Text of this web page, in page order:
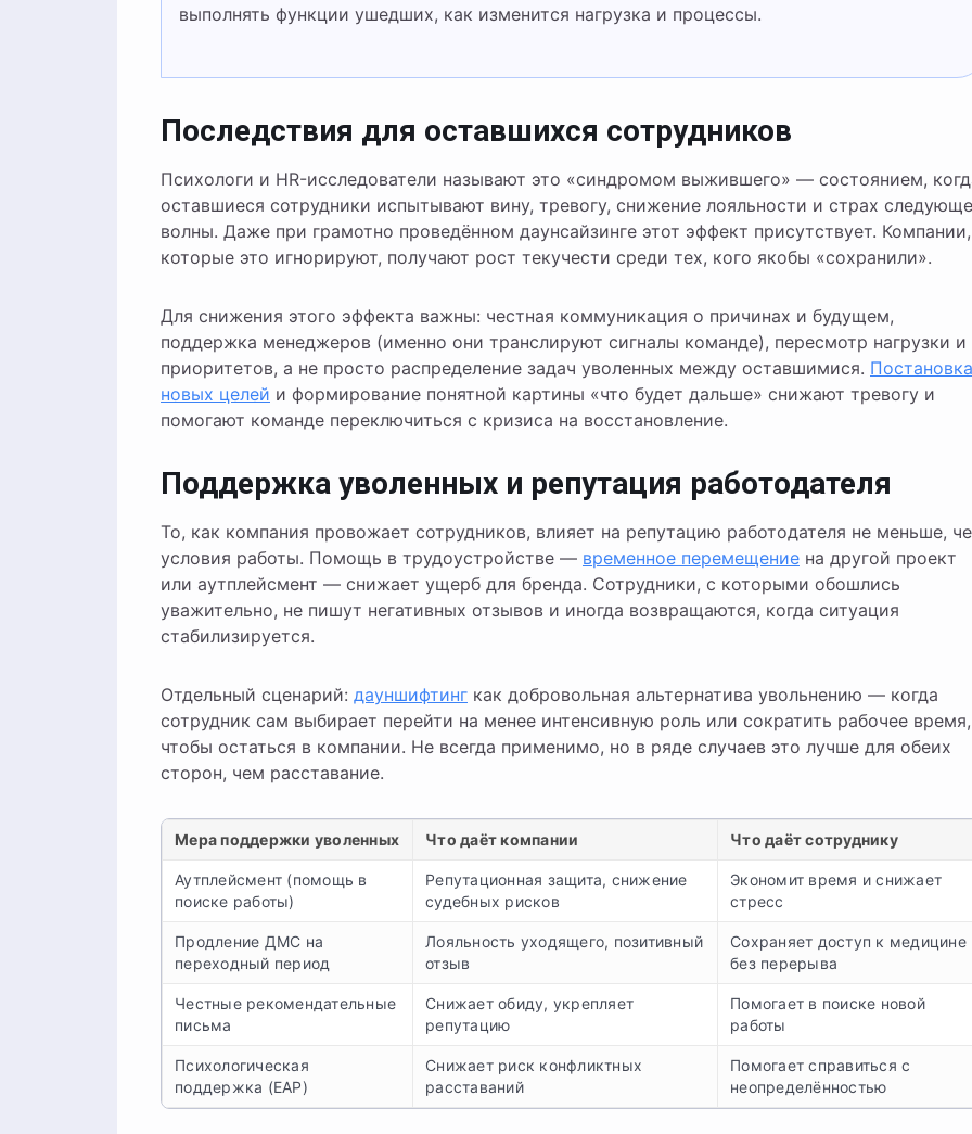
выполнять функции ушедших, как изменится нагрузка и процессы.
Последствия для оставшихся сотрудников
Психологи и HR-исследователи называют это «синдромом выжившего» — состоянием,
оставшиеся сотрудники испытывают вину, тревогу, снижение лояльности и страх
волны. Даже при грамотно проведённом даунсайзинге этот эффект присутствует. Компании,
которые это игнорируют, получают рост текучести среди тех, кого якобы «сохранили».
Для снижения этого эффекта важны: честная коммуникация о причинах и будущем,
поддержка менеджеров (именно они транслируют сигналы команде), пересмотр нагрузки и
приоритетов, а не просто распределение задач уволенных между оставшимися. Постановка
новых целей и формирование понятной картины «что будет дальше» снижают тревогу и
помогают команде переключиться с кризиса на восстановление.
Поддержка уволенных и репутация работодателя
То, как компания провожает сотрудников, влияет на репутацию работодателя не меньше,
условия работы. Помощь в трудоустройстве — временное перемещение на другой проект
или аутплейсмент — снижает ущерб для бренда. Сотрудники, с которыми обошлись
уважительно, не пишут негативных отзывов и иногда возвращаются, когда ситуация
стабилизируется.
Отдельный сценарий: дауншифтинг как добровольная альтернатива увольнению — когда
сотрудник сам выбирает перейти на менее интенсивную роль или сократить рабочее время,
чтобы остаться в компании. Не всегда применимо, но в ряде случаев это лучше для обеих
сторон, чем расставание.
Мера поддержки уволенных Что даёт компании Что даёт сотруднику
Аутплейсмент (помощь в
поиске работы)
Репутационная защита, снижение
судебных рисков
Экономит время и снижает
стресс
Продление ДМС на
переходный период
Лояльность уходящего, позитивный
отзыв
Сохраняет доступ к медицине
без перерыва
Честные рекомендательные
письма
Снижает обиду, укрепляет
репутацию
Помогает в поиске новой
работы
Психологическая
поддержка (EAP)
Снижает риск конфликтных
расставаний
Помогает справиться с
неопределённостью